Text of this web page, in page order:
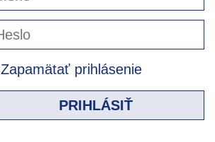
Zapamätať prihlásenie
PRIHLÁSIŤ